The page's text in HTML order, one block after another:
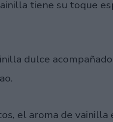
tiene su toque
dulce
el aroma de